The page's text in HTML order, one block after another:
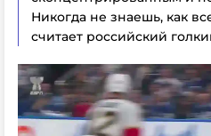
Никогда не знаешь, как
считает российский